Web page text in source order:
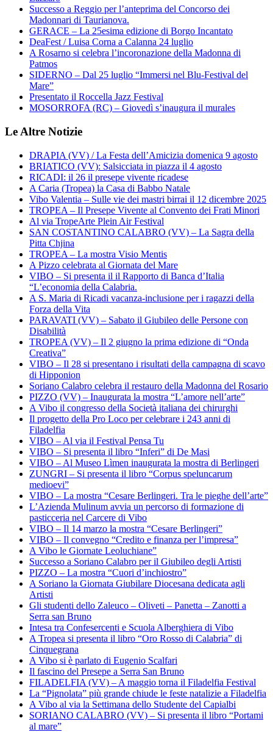
Successo a Reggio per l’anteprima del Concorso dei
Madonnari di Taurianova.
GERACE – La 25esima edizione di Borgo Incantato
DeaFest / Luisa Corna a Calanna 24 luglio
A Rosarno si celebra l’incoronazione della Madonna di
Patmos
SIDERNO – Dal 25 luglio “Immersi nel Blu-Festival del
Mare”
Presentato il Roccella Jazz Festival
MOSORROFA (RC) – Giovedì s’inaugura il murales
Le Altre Notizie
DRAPIA (VV) / La Festa dell’Amicizia domenica 9 agosto
BRIATICO (VV): Salsicciata in piazza il 4 agosto
RICADI: il 26 il presepe vivente ricadese
A Caria (Tropea) la Casa di Babbo Natale
Vibo Valentia – Sulle vie dei mastri birrai il 12 dicembre 2025
TROPEA – Il Presepe Vivente al Convento dei Frati Minori
Al via TropeArte Plein Air Festival
SAN COSTANTINO CALABRO (VV) – La Sagra della
Pitta Chjina
TROPEA – La mostra Visio Mentis
A Pizzo celebrata al Giornata del Mare
VIBO – Si presenta il il Rapporto di Banca d’Italia
“L’economia della Calabria.
A S. Maria di Ricadi vacanza-inclusione per i ragazzi della
Forza della Vita
PARAVATI (VV) – Sabato il Giubileo delle Persone con
Disabilità
TROPEA (VV) – Il 2 giugno la prima edizione di “Onda
Creativa”
VIBO – Il 28 si presentano i risultati della campagna di scavo
di Hipponion
Soriano Calabro celebra il restauro della Madonna del Rosario
PIZZO (VV) – Inaugurata la mostra “L’amore nell’arte”
A Vibo il congresso della Società italiana dei chirurghi
Il progetto della Pro Loco per celebrare i 243 anni di
Filadelfia
VIBO – Al via il Festival Pensa Tu
VIBO – Si presenta il libro “Inferi” di De Masi
VIBO – Al Museo Lìmen inaugurata la mostra di Berlingeri
ZUNGRI – Si presenta il libro “Corpus speluncarum
medioevi”
VIBO – La mostra “Cesare Berlingeri. Tra le pieghe dell’arte”
L’Azienda Mulinum avvia un percorso di formazione di
pasticceria nel Carcere di Vibo
VIBO – Il 14 marzo la mostra “Cesare Berlingeri”
VIBO – Il convegno “Credito e finanza per l’impresa”
A Vibo le Giornate Leoluchiane”
Successo a Soriano Calabro per il Giubileo degli Artisti
PIZZO – La mostra “Cuori d’inchiostro”
A Soriano la Giornata Giubilare Diocesana dedicata agli
Artisti
Gli studenti dello Zaleuco – Oliveti – Panetta – Zanotti a
Serra san Bruno
Intesa tra Confesercenti e Scuola Alberghiera di Vibo
A Tropea si presenta il libro “Oro Rosso di Calabria” di
Cinquegrana
A Vibo si è parlato di Eugenio Scalfari
Il fascino del Presepe a Serra San Bruno
FILADELFIA (VV) – A maggio torna il Filadelfia Festival
La “Pignolata” più grande chiude le feste natalizie a Filadelfia
A Vibo al via la Settimana dello Studente del Capialbi
SORIANO CALABRO (VV) – Si presenta il libro “Portami
al mare”